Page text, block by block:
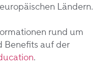
Ländern.
rund um
Benefits auf der
.